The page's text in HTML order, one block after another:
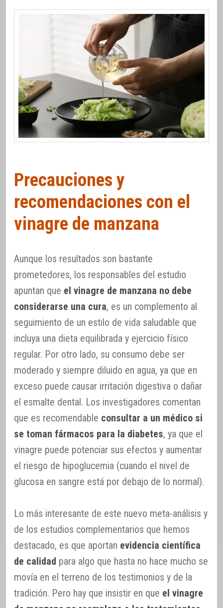
Precauciones y
recomendaciones con el
vinagre de manzana
Aunque los resultados son bastante
prometedores, los responsables del estudio
apuntan que el vinagre de manzana no debe
considerarse una cura, es un complemento al
seguimiento de un estilo de vida saludable que
incluya una dieta equilibrada y ejercicio físico
regular. Por otro lado, su consumo debe ser
moderado y siempre diluido en agua, ya que en
exceso puede causar irritación digestiva o dañar
el esmalte dental. Los investigadores comentan
que es recomendable consultar a un médico si
se toman fármacos para la diabetes, ya que el
vinagre puede potenciar sus efectos y aumentar
el riesgo de hipoglucemia (cuando el nivel de
glucosa en sangre está por debajo de lo normal).
Lo más interesante de este nuevo meta-análisis y
de los estudios complementarios que hemos
destacado, es que aportan evidencia científica
de calidad para algo que hasta no hace mucho se
movía en el terreno de los testimonios y de la
tradición. Pero hay que insistir en que el vinagre